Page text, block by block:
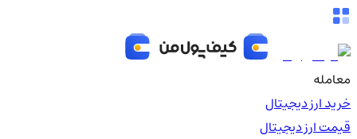
معامله
خرید ارز دیجیتال
قیمت ارز دیجیتال